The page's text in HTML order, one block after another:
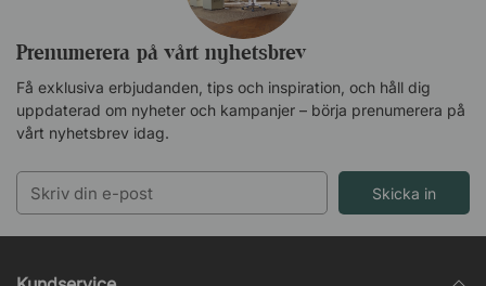
Prenumerera på vårt nyhetsbrev
Få exklusiva erbjudanden, tips och inspiration, och håll dig
uppdaterad om nyheter och kampanjer – börja prenumerera på
vårt nyhetsbrev idag.
Skicka in